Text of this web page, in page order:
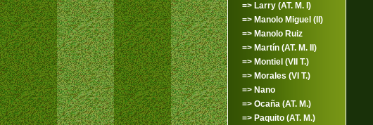
=> Larry (AT. M. I)
=> Manolo Miguel (II)
=> Manolo Ruiz
=> Martín (AT. M. II)
=> Montiel (VII T.)
=> Morales (VI T.)
=> Nano
=> Ocaña (AT. M.)
=> Paquito (AT. M.)